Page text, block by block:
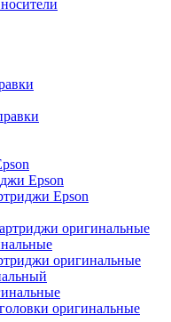
Epson
Epson
оригинальные
оригинальные
оригинальные